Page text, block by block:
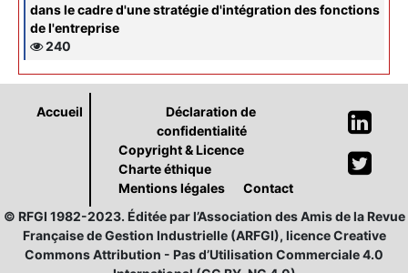
dans le cadre d'une stratégie d'intégration des fonctions
de l'entreprise
240
Accueil
Déclaration de
confidentialité
Copyright & Licence
Charte éthique
Mentions légales
Contact
© RFGI 1982-2023. Éditée par l’Association des Amis de la Revue
Française de Gestion Industrielle (ARFGI), licence Creative
Commons Attribution - Pas d’Utilisation Commerciale 4.0